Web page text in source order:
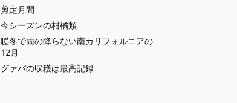
剪定月間
今シーズンの柑橘類
暖冬で雨の降らない南カリフォルニアの
12月
グァバの収穫は最高記録